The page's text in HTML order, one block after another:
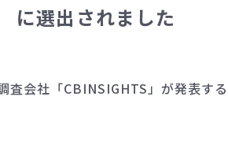
に選出されました
会社「CBINSIGHTS」が発表す